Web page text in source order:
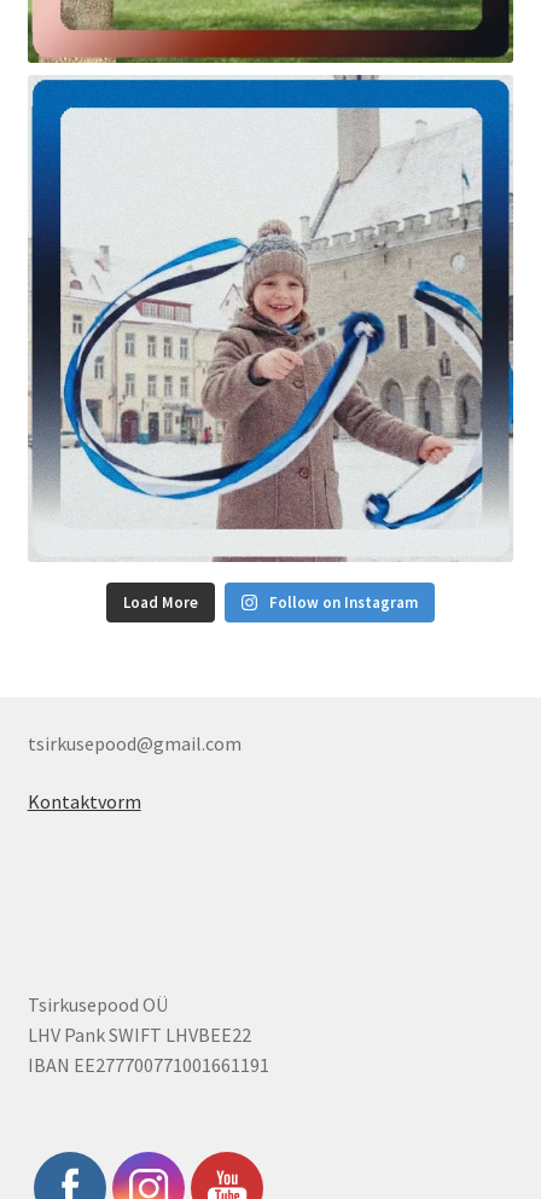
Load More Follow on Instagram
tsirkusepood@gmail.com
Kontaktvorm
Tsirkusepood OÜ
LHV Pank SWIFT LHVBEE22
IBAN EE277700771001661191